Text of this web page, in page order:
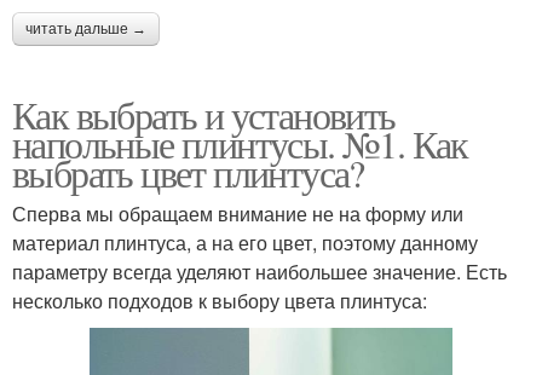
читать дальше →
Как выбрать и установить
напольные плинтусы. №1. Как
выбрать цвет плинтуса?
Сперва мы обращаем внимание не на форму или
материал плинтуса, а на его цвет, поэтому данному
параметру всегда уделяют наибольшее значение. Есть
несколько подходов к выбору цвета плинтуса: